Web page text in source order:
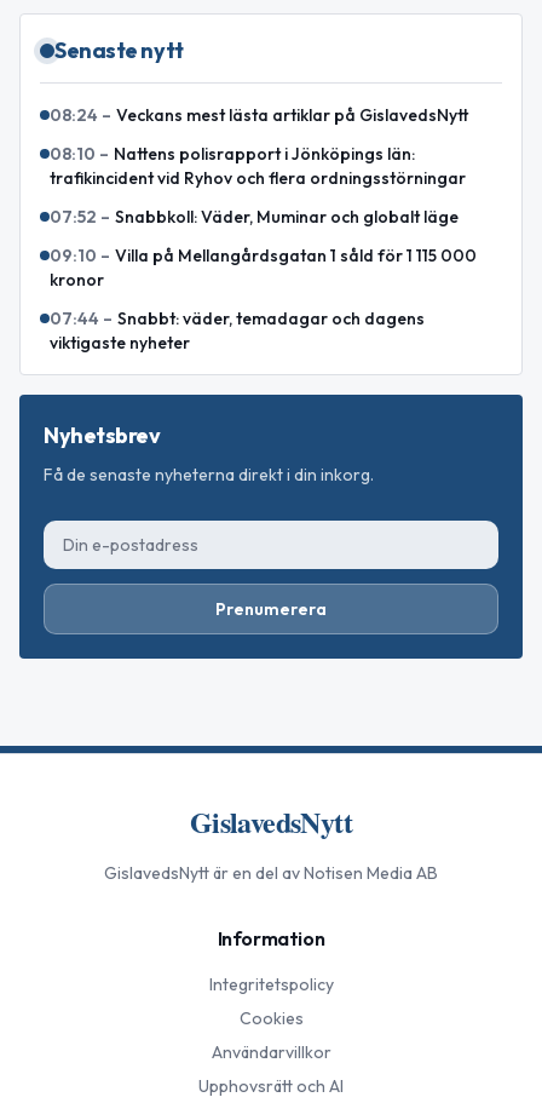
Senaste nytt
08:24 – Veckans mest lästa artiklar på GislavedsNytt
08:10 – Nattens polisrapport i Jönköpings län:
trafikincident vid Ryhov och flera ordningsstörningar
07:52 – Snabbkoll: Väder, Muminar och globalt läge
09:10 – Villa på Mellangårdsgatan 1 såld för 1 115 000
kronor
07:44 – Snabbt: väder, temadagar och dagens
viktigaste nyheter
Nyhetsbrev
Få de senaste nyheterna direkt i din inkorg.
Prenumerera
GislavedsNytt
GislavedsNyttär en del av Notisen Media AB
Information
Integritetspolicy
Cookies
Användarvillkor
Upphovsrätt och AI